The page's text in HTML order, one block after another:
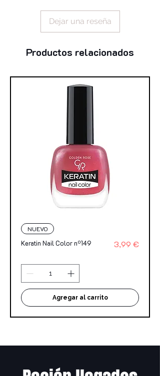
Dejar una reseña
Productos relacionados
NUEVO
Keratin Nail Color nº149 Precio
3,99 €
Agregar al carrito